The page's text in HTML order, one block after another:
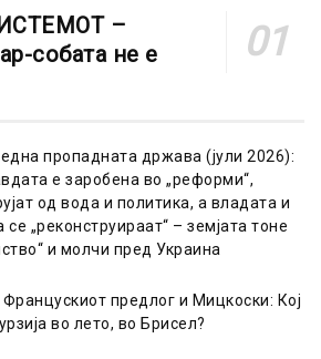
–
собата не е
пропадната држава (јули 2026):
е заробена во „реформи“,
од вода и политика, а владата и
се „реконструираат“ – земјата тоне
и молчи пред Украина
предлог и Мицкоски: Кој
во лето, во Брисел?